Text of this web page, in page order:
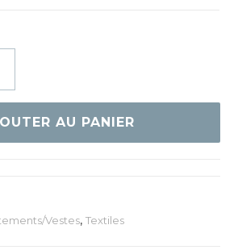
AU PANIER
Vestes,Textiles